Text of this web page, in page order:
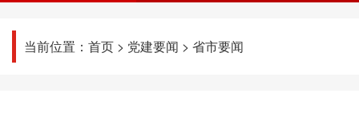
当前位置： 首页 > 党建要闻 > 省市要闻